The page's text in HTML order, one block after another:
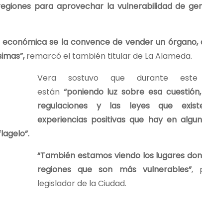
para aprovechar la vulnerabilidad de
se la convence de vender un
remarcó el también titular de La Alameda.
Vera sostuvo que durante este
están “poniendo luz sobre esa
regulaciones y las leyes que
experiencias positivas que hay en
“También estamos viendo los lugares
regiones que son más vulnerables”,
legislador de la Ciudad.